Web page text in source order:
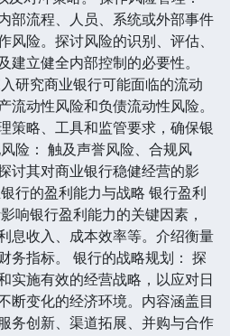
部流程、人员、系统或外部事件
风险。探讨风险的识别、评估、
建立健全内部控制的必要性。
研究商业银行可能面临的流动
流动性风险和负债流动性风险。
策略、工具和监管要求，确保银
险： 触及声誉风险、合规风
讨其对商业银行稳健经营的影
行的盈利能力与战略 银行盈利
响银行盈利能力的关键因素，
息收入、成本效率等。介绍衡量
务指标。 银行的战略规划： 探
实施有效的经营战略，以应对日
断变化的经济环境。内容涵盖目
务创新、渠道拓展、并购与合作